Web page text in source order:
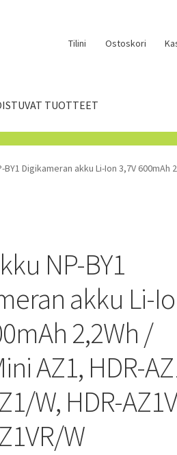
Tilini Ostoskori
TUOTTEET
BY1 Digikameran akku Li-Ion 3,7V 600mAh
NP-BY1
akku Li-
2,2Wh /
AZ1, HDR-
W, HDR-
W